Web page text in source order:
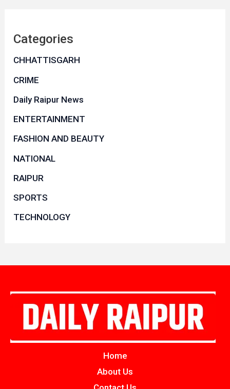
Categories
CHHATTISGARH
CRIME
Daily Raipur News
ENTERTAINMENT
FASHION AND BEAUTY
NATIONAL
RAIPUR
SPORTS
TECHNOLOGY
Home
About Us